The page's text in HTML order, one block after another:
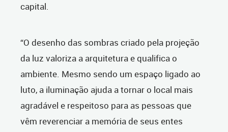
capital.
“O desenho das sombras criado pela projeção
da luz valoriza a arquitetura e qualifica o
ambiente. Mesmo sendo um espaço ligado ao
luto, a iluminação ajuda a tornar o local mais
agradável e respeitoso para as pessoas que
vêm reverenciar a memória de seus entes